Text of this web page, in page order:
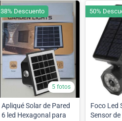
5 fotos
Apliqué Solar de Pared
6 led Hexagonal para
38% Descuento
Foco Led
Sensor
50%